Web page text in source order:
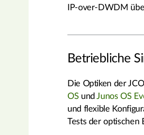
IP-over-DWDM
Betriebliche
Die Optiken der
OS undJunos OS
und flexible
Tests der optischen